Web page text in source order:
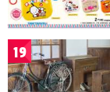
19